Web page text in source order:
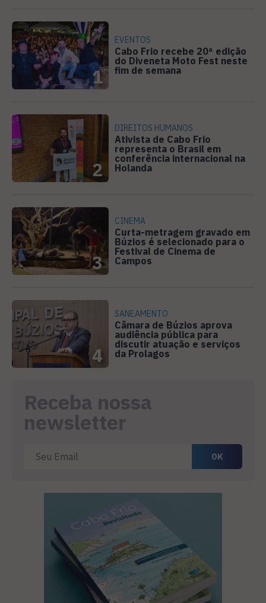
1
EVENTOS
Cabo Frio recebe 20ª edição
do Diveneta Moto Fest neste
fim de semana
2
DIREITOS HUMANOS
Ativista de Cabo Frio
representa o Brasil em
conferência internacional na
Holanda
3
CINEMA
Curta-metragem gravado em
Búzios é selecionado para o
Festival de Cinema de
Campos
4
SANEAMENTO
Câmara de Búzios aprova
audiência pública para
discutir atuação e serviços
da Prolagos
Receba nossa
newsletter